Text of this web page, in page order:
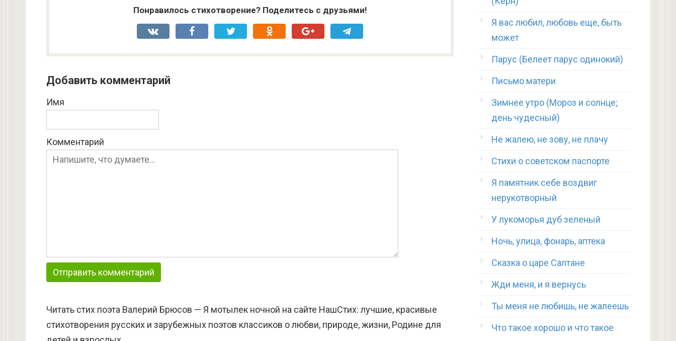
Понравилось стихотворение? Поделитесь с друзьями!
Добавить комментарий
Имя
Комментарий
Читать стих поэта Валерий Брюсов — Я мотылек ночной на сайте НашСтих: лучшие, красивые
стихотворения русских и зарубежных поэтов классиков о любви, природе, жизни, Родине для
Я вас любил, любовь еще, быть
может
Парус (Белеет парус одинокий)
Письмо матери
Зимнее утро (Мороз и солнце;
день чудесный)
Не жалею, не зову, не плачу
Стихи о советском паспорте
Я памятник себе воздвиг
нерукотворный
У лукоморья дуб зеленый
Ночь, улица, фонарь, аптека
Сказка о царе Салтане
Жди меня, и я вернусь
Ты меня не любишь, не жалеешь
Что такое хорошо и что такое